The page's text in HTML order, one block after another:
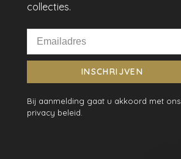
collecties.
INSCHRIJVEN
Bij aanmelding gaat u akkoord met ons
privacy beleid.